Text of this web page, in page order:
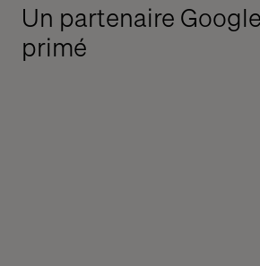
Un partenaire
primé